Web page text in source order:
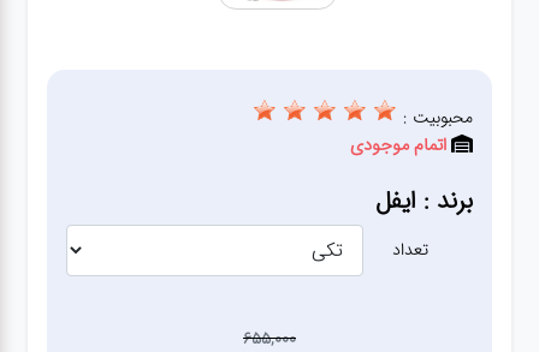
کلمن،فلاسک،قمقمه
بانکه،پاسماوری،جا
ادویه
محبوبیت :
اتمام موجودی
برند : ایفل
تعداد
655,000